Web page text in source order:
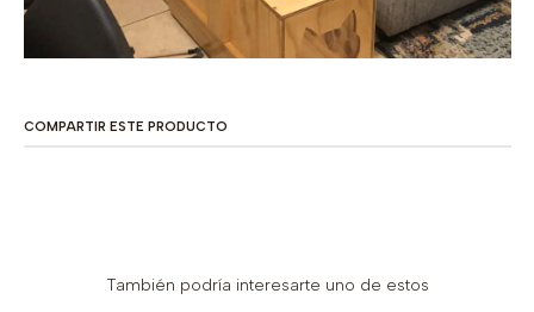
COMPARTIR ESTE PRODUCTO
También podría interesarte uno de estos